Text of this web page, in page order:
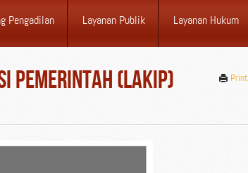
Pengadilan Layanan Publik Layanan Hukum
Print
(LAKIP)